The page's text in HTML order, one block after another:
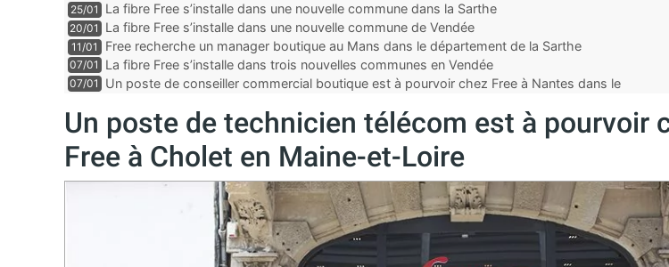
25/01 La fibre Free s’installe dans une nouvelle commune dans la Sarthe
20/01 La fibre Free s’installe dans une nouvelle commune de Vendée
11/01 Free recherche un manager boutique au Mans dans le département de la Sarthe
07/01 La fibre Free s’installe dans trois nouvelles communes en Vendée
07/01
Un poste de conseiller commercial boutique est à pourvoir chez Free à Nantes dans le
Un poste de technicien télécom est à pourvoir
Free à Cholet en Maine-et-Loire